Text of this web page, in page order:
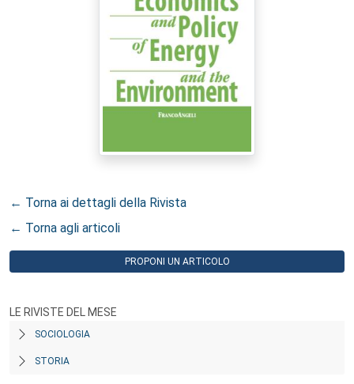
← Torna ai dettagli della Rivista
← Torna agli articoli
PROPONI UN ARTICOLO
LE RIVISTE DEL MESE
SOCIOLOGIA
STORIA